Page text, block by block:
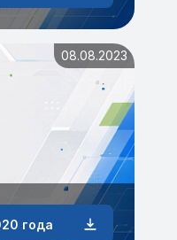
08.08.2023
года